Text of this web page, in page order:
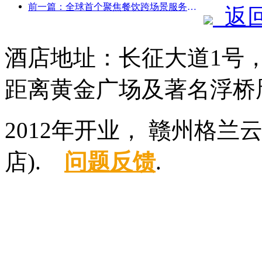
前一篇：全球首个聚焦餐饮跨场景服务的人形机器人发布
返
酒店地址：长征大道1号
距离黄金广场及著名浮
2012年开业， 赣州格兰
店). 问题反馈.